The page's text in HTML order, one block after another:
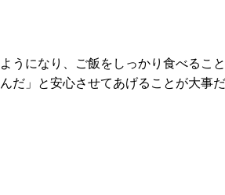
になり、ご飯をしっかり食べるこ
だ」と安心させてあげることが大事だ